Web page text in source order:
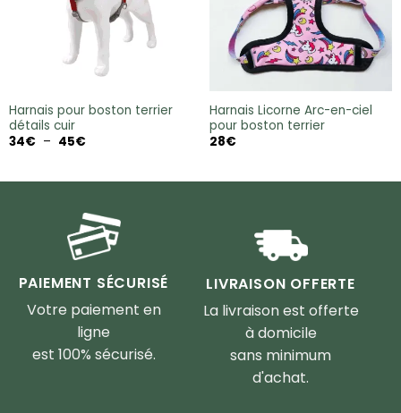
Harnais pour boston terrier
détails cuir
34€ – 45€Plage
à
Harnais Licorne Arc-en-ciel
pour boston terrier
28€
PAIEMENT SÉCURISÉ
Votre paiement en
ligne
est 100% sécurisé.
LIVRAISON OFFERTE
La livraison est offerte
à domicile
sans minimum
d'achat.